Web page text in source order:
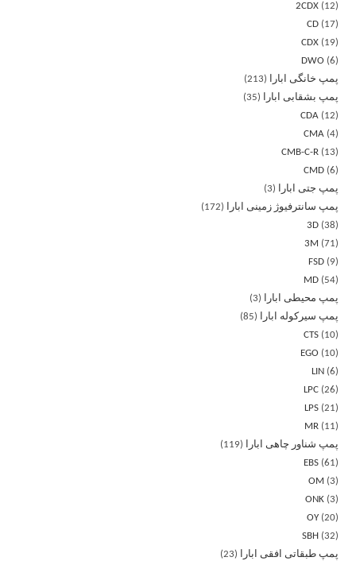
2CDX
12
CD
17
CDX
19
DWO
6
پمپ خانگی ابارا
213
پمپ بشقابی ابارا
35
CDA
12
CMA 4
CMB-C-R
13
CMD 6
پمپ جتی ابارا
3
پمپ سانترفیوژ زمینی ابارا
172
3D 38
3M
71
FSD
9
MD
54
پمپ محیطی ابارا
3
پمپ سیرکوله ابارا
85
CTS
10
EGO
10
LIN
6
LPC 26
LPS 21
MR
11
پمپ شناور چاهی ابارا
119
EBS 61
OM
3
ONK 3
OY 20
SBH
32
پمپ طبقاتی افقی ابارا
23